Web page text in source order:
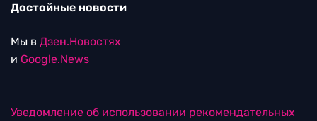
Достойные новости
Мы в Дзен.Новостях
и Google.News
Уведомление об использовании рекомендательных